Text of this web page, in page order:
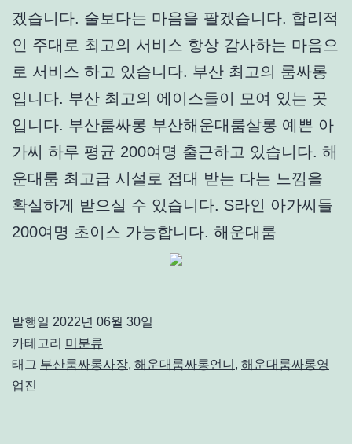
겠습니다. 술보다는 마음을 팔겠습니다. 합리적
인 주대로 최고의 서비스 항상 감사하는 마음으
로 서비스 하고 있습니다. 부산 최고의 룸싸롱
입니다. 부산 최고의 에이스들이 모여 있는 곳
입니다. 부산룸싸롱 부산해운대룸살롱 예쁜 아
가씨 하루 평균 200여명 출근하고 있습니다. 해
운대룸 최고급 시설로 접대 받는 다는 느낌을
확실하게 받으실 수 있습니다. S라인 아가씨들
200여명 초이스 가능합니다. 해운대룸
발행일 2022년 06월 30일
카테고리 미분류
태그 부산룸싸롱사장, 해운대룸싸롱언니 , 해운대룸싸롱영
업진